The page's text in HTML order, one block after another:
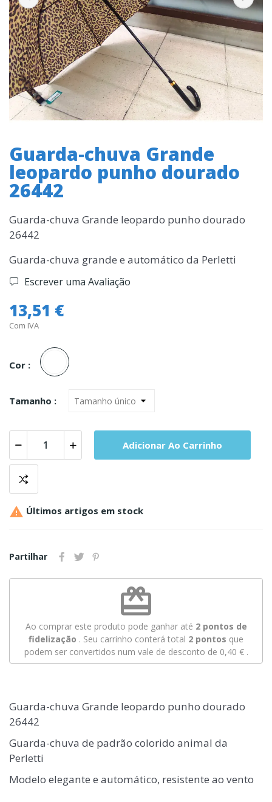
Guarda-chuva Grande
leopardo punho dourado
26442
Guarda-chuva Grande leopardo punho dourado
26442
Guarda-chuva grande e automático da Perletti
Escrever uma Avaliação
13,51 €
Com IVA
Cor :
Unica
Tamanho :
Adicionar Ao Carrinho
 Últimos artigos em stock
Partilhar
redeem
Ao comprar este produto pode ganhar até 2pontos de
fidelização . Seu carrinho conterá total 2 pontos que
podem ser convertidos num vale de desconto de 0,40 €.
Guarda-chuva Grande leopardo punho dourado
26442
Guarda-chuva de padrão colorido animal da
Perletti
Modelo elegante e automático, resistente ao vento